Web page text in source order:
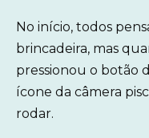
No início, todos
brincadeira, mas
pressionou o botão
ícone da câmera
rodar.